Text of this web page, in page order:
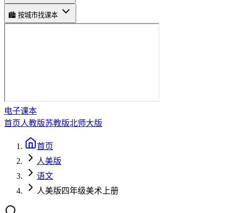
🏙️ 按城市找课本
电子课本
首页人教版苏教版北师大版
首页
人美版
语文
人美版四年级美术上册